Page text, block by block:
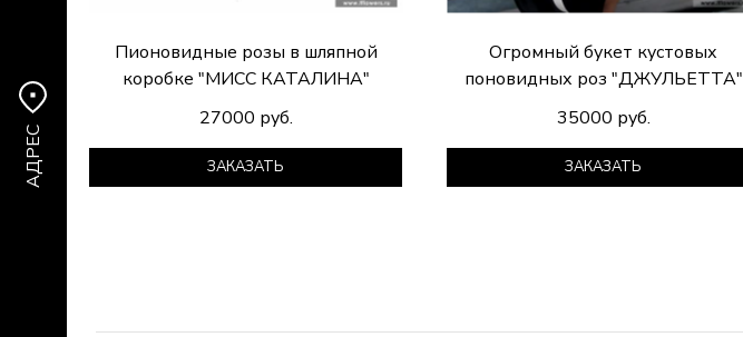
АДРЕС
Пионовидные розы в шляпной
коробке "МИСС КАТАЛИНА"
27000 руб.
ЗАКАЗАТЬ
Огромный букет кустовых
поновидных роз "ДЖУЛЬЕТТА"
35000 руб.
ЗАКАЗАТЬ